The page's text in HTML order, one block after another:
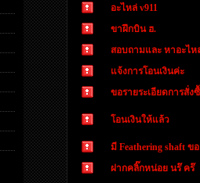
อะไหล่ v911
ขาฝึกบิน ฮ.
สอบถามและ หาอะไห
แจ้งการโอนเงินค่ะ
ขอรายระเอียดการสั่ง
โอนเงินให้แล้ว
มี Feathering shaft ข
ฝากคลิ๊กหน่อย นร๊ คร๊